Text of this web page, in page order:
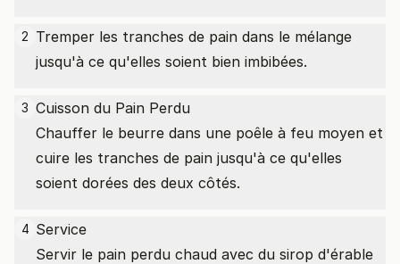
2 Tremper les tranches de pain dans le mélange
jusqu'à ce qu'elles soient bien imbibées.
3 Cuisson du Pain Perdu
Chauffer le beurre dans une poêle à feu moyen et
cuire les tranches de pain jusqu'à ce qu'elles
soient dorées des deux côtés.
4 Service
Servir le pain perdu chaud avec du sirop d'érable